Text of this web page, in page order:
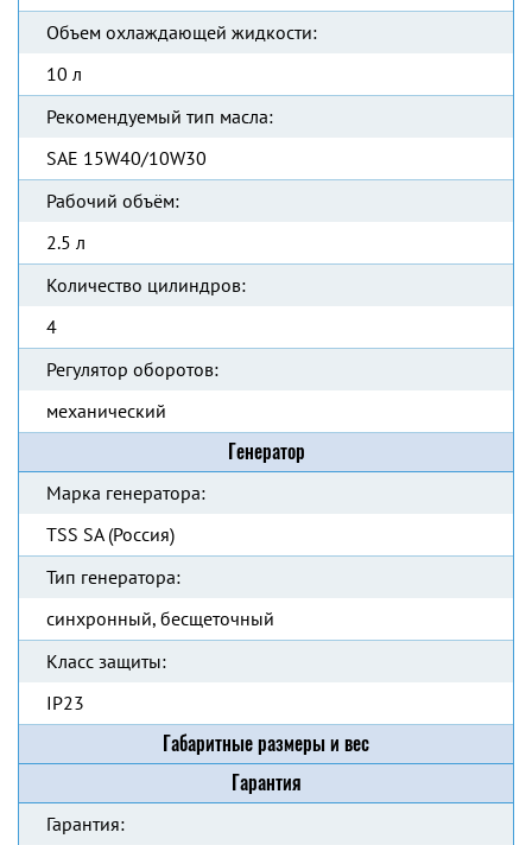
Объем охлаждающей жидкости:
10 л
Рекомендуемый тип масла:
SAE 15W40/10W30
Рабочий объём:
2.5 л
Количество цилиндров:
4
Регулятор оборотов:
механический
Генератор
Марка генератора:
TSS SA (Россия)
Тип генератора:
синхронный, бесщеточный
Класс защиты:
IP23
Габаритные размеры и вес
Гарантия
Гарантия: